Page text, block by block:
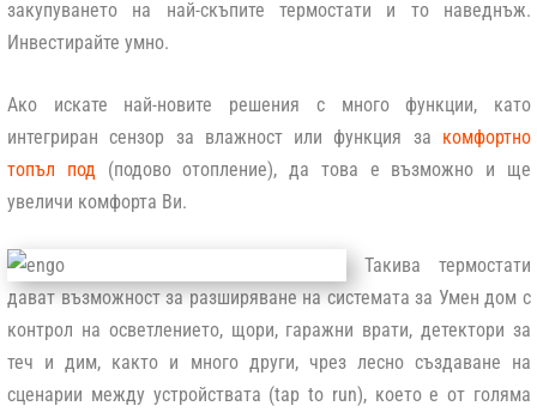
закупуването на най-скъпите термостати и то наведнъж.
Инвестирайте умно.
Ако искате най-новите решения с много функции, като
интегриран сензор за влажност или функция за комфортно
топъл под (подово отопление), да това е възможно и ще
увеличи комфорта Ви.
Такива термостати
дават възможност за разширяване на системата за Умен дом с
контрол на осветлението, щори, гаражни врати, детектори за
теч и дим, както и много други, чрез лесно създаване на
сценарии между устройствата (tap to run), което е от голяма